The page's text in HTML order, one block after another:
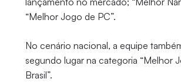
“Melhor Jogo de PC”.
No cenário nacional, a equipe
segundo lugar na categoria “Melhor
Brasil”.